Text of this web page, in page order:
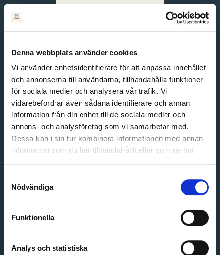
Denna webbplats använder cookies
Vi använder enhetsidentifierare för att anpassa innehållet
och annonserna till användarna, tillhandahålla funktioner
för sociala medier och analysera vår trafik. Vi
vidarebefordrar även sådana identifierare och annan
information från din enhet till de sociala medier och
annons- och analysföretag som vi samarbetar med.
Dessa kan i sin tur kombinera informationen med annan
information som du har tillhandahållit eller som de har
Nödvändiga
Funktionella
Analys och statistiska
English
Svenska
Email address
Customer service